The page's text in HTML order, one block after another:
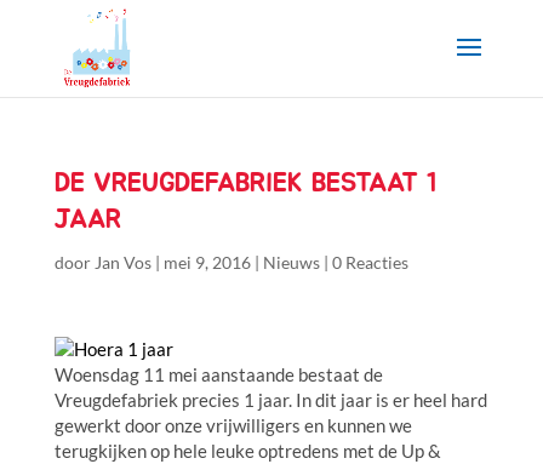
DE VREUGDEFABRIEK BESTAAT 1
JAAR
door Jan Vos| mei 9, 2016| Nieuws| 0 Reacties
Woensdag 11 mei aanstaande bestaat de
Vreugdefabriek precies 1 jaar. In dit jaar is er heel hard
gewerkt door onze vrijwilligers en kunnen we
terugkijken op hele leuke optredens met de Up &